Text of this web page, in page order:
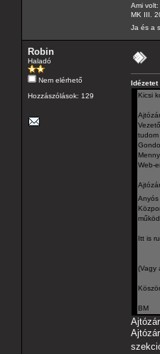
Ami volt:
MK III.
Ja és a
Robin
Haladó
Nem elérhető
Hozzászólások: 129
Idézetet
Kicsi
tudom
Web-
Ajtózár
Itt is
(Vagy
BM